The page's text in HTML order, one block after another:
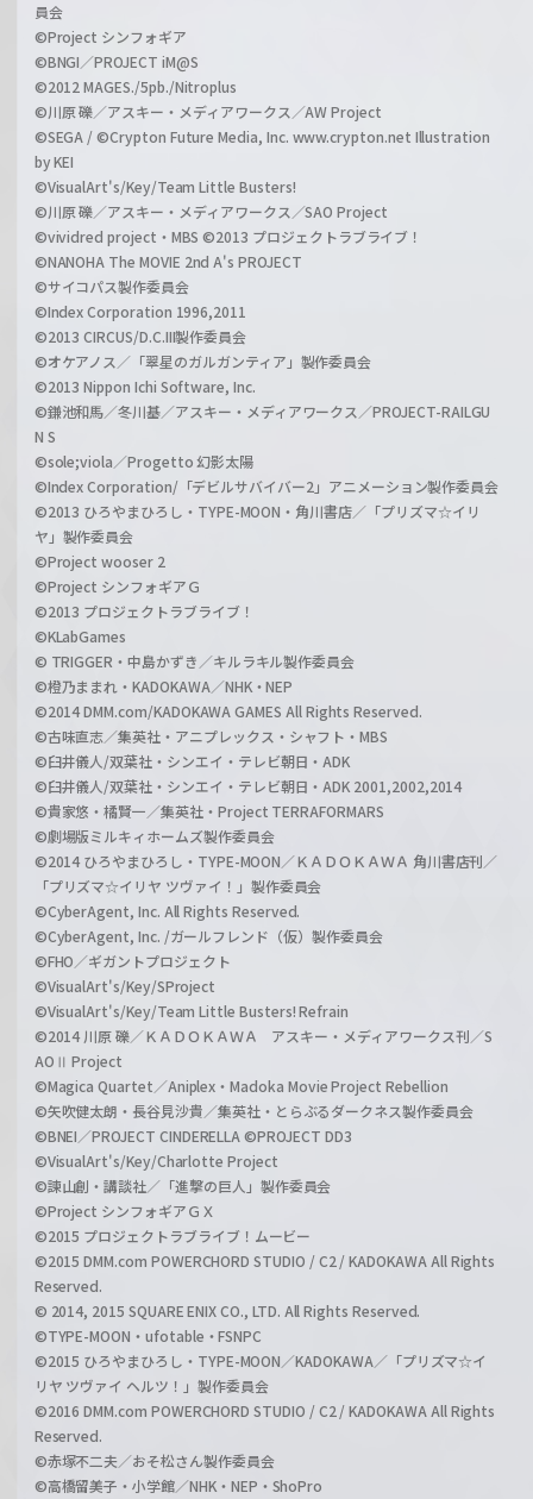
員会
©Project シンフォギア
©BNGI／PROJECT iM@S
©2012 MAGES./5pb./Nitroplus
©川原 礫／アスキー・メディアワークス／AW Project
©SEGA / ©Crypton Future Media, Inc. www.crypton.net Illustration
by KEI
©VisualArt's/Key/Team Little Busters!
©川原 礫／アスキー・メディアワークス／SAO Project
©vividred project・MBS ©2013 プロジェクトラブライブ！
©NANOHA The MOVIE 2nd A's PROJECT
©サイコパス製作委員会
©Index Corporation 1996,2011
©2013 CIRCUS/D.C.III製作委員会
©オケアノス／「翠星のガルガンティア」製作委員会
©2013 Nippon Ichi Software, Inc.
©鎌池和馬／冬川基／アスキー・メディアワークス／PROJECT-RAILGU
N S
©sole;viola／Progetto 幻影太陽
©Index Corporation/「デビルサバイバー2」アニメーション製作委員会
©2013 ひろやまひろし・TYPE-MOON・角川書店／「プリズマ☆イリ
ヤ」製作委員会
©Project wooser 2
©Project シンフォギアＧ
©2013 プロジェクトラブライブ！
©KLabGames
© TRIGGER・中島かずき／キルラキル製作委員会
©橙乃ままれ・KADOKAWA／NHK・NEP
©2014 DMM.com/KADOKAWA GAMES All Rights Reserved.
©古味直志／集英社・アニプレックス・シャフト・MBS
©臼井儀人/双葉社・シンエイ・テレビ朝日・ADK
©臼井儀人/双葉社・シンエイ・テレビ朝日・ADK 2001,2002,2014
©貴家悠・橘賢一／集英社・Project TERRAFORMARS
©劇場版ミルキィホームズ製作委員会
©2014 ひろやまひろし・TYPE-MOON／ＫＡＤＯＫＡＷＡ 角川書店刊／
「プリズマ☆イリヤ ツヴァイ！」製作委員会
©CyberAgent, Inc. All Rights Reserved.
©CyberAgent, Inc. /ガールフレンド（仮）製作委員会
©FHO／ギガントプロジェクト
©VisualArt's/Key/SProject
©VisualArt's/Key/Team Little Busters! Refrain
©2014 川原 礫／ＫＡＤＯＫＡＷＡ アスキー・メディアワークス刊／S
AOⅡ Project
©Magica Quartet／Aniplex・Madoka Movie Project Rebellion
©矢吹健太朗・長谷見沙貴／集英社・とらぶるダークネス製作委員会
©BNEI／PROJECT CINDERELLA ©PROJECT DD3
©VisualArt's/Key/Charlotte Project
©諫山創・講談社／「進撃の巨人」製作委員会
©Project シンフォギアＧＸ
©2015 プロジェクトラブライブ！ムービー
©2015 DMM.com POWERCHORD STUDIO / C2 / KADOKAWA All Rights
Reserved.
© 2014, 2015 SQUARE ENIX CO., LTD. All Rights Reserved.
©TYPE-MOON・ufotable・FSNPC
©2015 ひろやまひろし・TYPE-MOON／KADOKAWA／「プリズマ☆イ
リヤ ツヴァイ ヘルツ！」製作委員会
©2016 DMM.com POWERCHORD STUDIO / C2 / KADOKAWA All Rights
Reserved.
©赤塚不二夫／おそ松さん製作委員会
©高橋留美子・小学館／NHK・NEP・ShoPro